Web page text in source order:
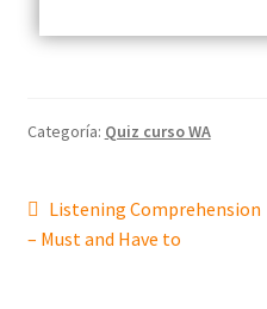
Categoría: Quiz curso WA
Listening Comprehension
– Must and Have to